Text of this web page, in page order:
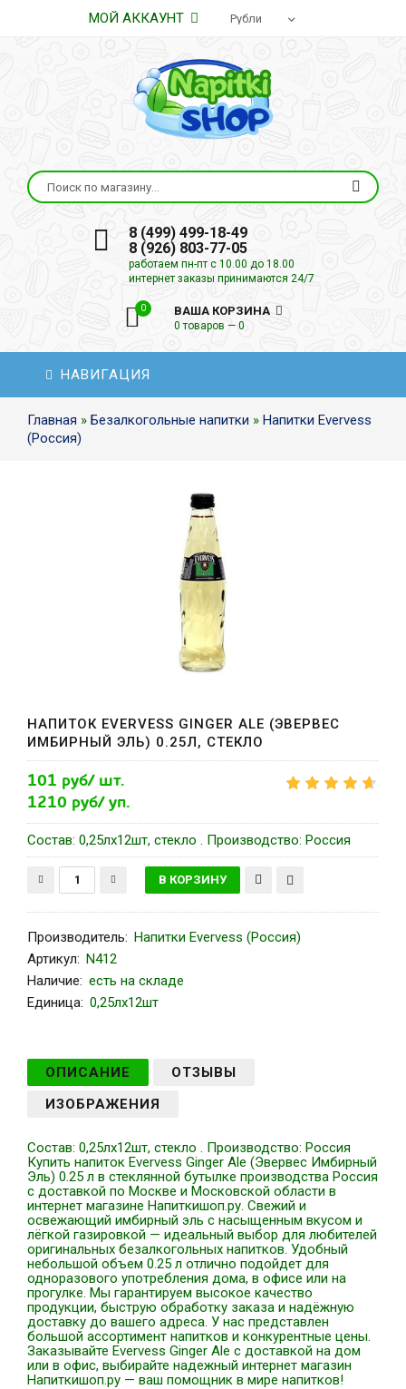
МОЙ АККАУНТ
8 (499) 499-18-49
8 (926) 803-77-05
работаем пн-пт с 10.00 до 18.00
интернет заказы принимаются 24/7
0 ВАША КОРЗИНА
0 товаров — 0
НАВИГАЦИЯ
Главная » Безалкогольные напитки » Напитки Evervess
(Россия)
НАПИТОК EVERVESS GINGER ALE (ЭВЕРВЕС
ИМБИРНЫЙ ЭЛЬ) 0.25Л, СТЕКЛО
101 руб/ шт.
1210 руб/ уп.
Состав: 0,25лх12шт, стекло . Производство: Россия
Производитель: Напитки Evervess (Россия)
Артикул: N412
Наличие: есть на складе
Единица: 0,25лх12шт
ОПИСАНИЕ
ОТЗЫВЫ
ИЗОБРАЖЕНИЯ
Состав: 0,25лх12шт, стекло . Производство: Россия
Купить напиток Evervess Ginger Ale (Эвервес Имбирный
Эль) 0.25 л в стеклянной бутылке производства Россия
с доставкой по Москве и Московской области в
интернет магазине Напиткишоп.ру. Свежий и
освежающий имбирный эль с насыщенным вкусом и
лёгкой газировкой — идеальный выбор для любителей
оригинальных безалкогольных напитков. Удобный
небольшой объем 0.25 л отлично подойдет для
одноразового употребления дома, в офисе или на
прогулке. Мы гарантируем высокое качество
продукции, быструю обработку заказа и надёжную
доставку до вашего адреса. У нас представлен
большой ассортимент напитков и конкурентные цены.
Заказывайте Evervess Ginger Ale с доставкой на дом
или в офис, выбирайте надежный интернет магазин
Напиткишоп.ру — ваш помощник в мире напитков!